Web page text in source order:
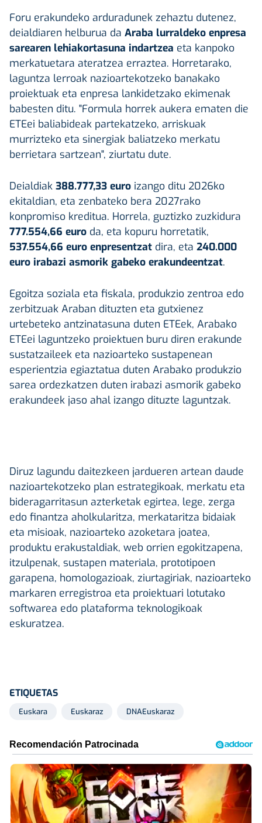
Foru erakundeko arduradunek zehaztu dutenez,
deialdiaren helburua da Araba lurraldeko enpresa
sarearen lehiakortasuna indartzea eta kanpoko
merkatuetara ateratzea erraztea. Horretarako,
laguntza lerroak nazioartekotzeko banakako
proiektuak eta enpresa lankidetzako ekimenak
babesten ditu. "Formula horrek aukera ematen die
ETEei baliabideak partekatzeko, arriskuak
murrizteko eta sinergiak baliatzeko merkatu
berrietara sartzean", ziurtatu dute.
Deialdiak 388.777,33 euro izango ditu 2026ko
ekitaldian, eta zenbateko bera 2027rako
konpromiso kreditua. Horrela, guztizko zuzkidura
777.554,66 euro da, eta kopuru horretatik,
537.554,66 euro enpresentzat dira, eta 240.000
euro irabazi asmorik gabeko erakundeentzat.
Egoitza soziala eta fiskala, produkzio zentroa edo
zerbitzuak Araban dituzten eta gutxienez
urtebeteko antzinatasuna duten ETEek, Arabako
ETEei laguntzeko proiektuen buru diren erakunde
sustatzaileek eta nazioarteko sustapenean
esperientzia egiaztatua duten Arabako produkzio
sarea ordezkatzen duten irabazi asmorik gabeko
erakundeek jaso ahal izango dituzte laguntzak.
Diruz lagundu daitezkeen jardueren artean daude
nazioartekotzeko plan estrategikoak, merkatu eta
bideragarritasun azterketak egirtea, lege, zerga
edo finantza aholkularitza, merkataritza bidaiak
eta misioak, nazioarteko azoketara joatea,
produktu erakustaldiak, web orrien egokitzapena,
itzulpenak, sustapen materiala, prototipoen
garapena, homologazioak, ziurtagiriak, nazioarteko
markaren erregistroa eta proiektuari lotutako
softwarea edo plataforma teknologikoak
eskuratzea.
ETIQUETAS
Euskara Euskaraz DNAEuskaraz